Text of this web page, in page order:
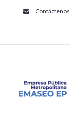
Contáctenos